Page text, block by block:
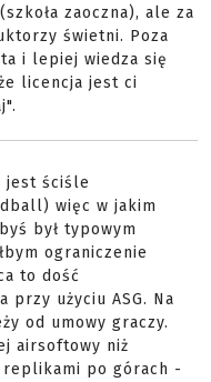
zaoczna), ale za
świetni. Poza
i lepiej wiedza się
licencja jest ci
jest ściśle
więc w jakim
był typowym
ograniczenie
to dość
przy użyciu ASG. Na
od umowy graczy.
airsoftowy niż
replikami po górach -